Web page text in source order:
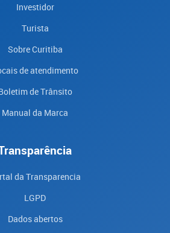
Investidor
Turista
Sobre Curitiba
de atendimento
de Trânsito
Manual da Marca
da Transparencia
LGPD
Dados abertos